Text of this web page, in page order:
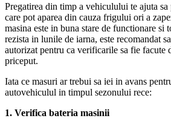
Pregatirea din timp a vehiculului te ajuta
care pot aparea din cauza frigului ori a
masina este in buna stare de functionare si
rezista in lunile de iarna, este recomandat
autorizat pentru ca verificarile sa fie facute
priceput.
Iata ce masuri ar trebui sa iei in avans
autovehiculul in timpul sezonului rece:
1. Verifica bateria masinii